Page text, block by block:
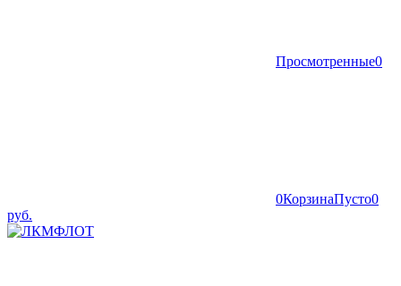
Просмотренные0
0КорзинаПусто0
руб.